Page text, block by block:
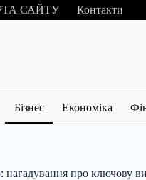
САЙТУ Контакти
Бізнес Економіка
нагадування про ключову